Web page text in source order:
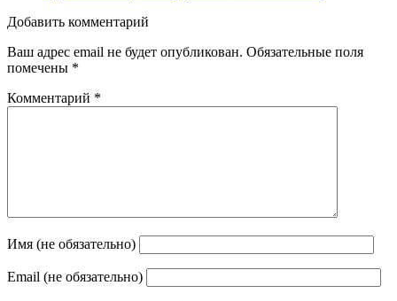
Добавить комментарий
Ваш адрес email не будет опубликован. Обязательные поля
помечены *
Комментарий *
Имя (не обязательно)
Email (не обязательно)